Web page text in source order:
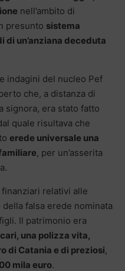
nell’ambito di
presunto sistema
di un’anziana deceduta
indagini del nucleo Pef
che, a distanza di
signora, era stato fatto
quale risultava che
erede universale una
, per un’asserita
relativi alle
falsa erede nominata
Il patrimonio era
una polizza vita,
di Catania e di preziosi,
mila euro.